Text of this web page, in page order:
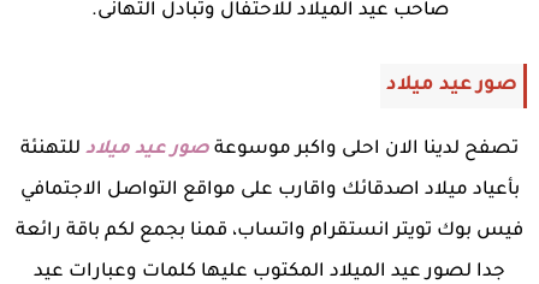
صاحب عيد الميلاد للاحتفال وتبادل التهانى.
صور عيد ميلاد
تصفح لدينا الان احلى واكبر موسوعة صور عيد ميلاد للتهنئة
بأعياد ميلاد اصدقائك واقارب على مواقع التواصل الاجتمافي
فيس بوك تويتر انستقرام واتساب، قمنا بجمع لكم باقة رائعة
جدا لصور عيد الميلاد المكتوب عليها كلمات وعبارات عيد